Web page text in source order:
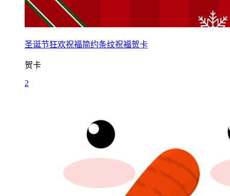
圣诞节狂欢祝福简约条纹祝福贺卡
贺卡
2